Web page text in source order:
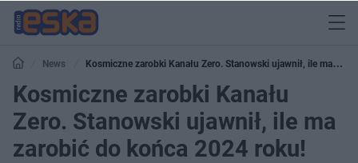
News
Kosmiczne zarobki Kanału Zero. Stanowski ujawnił, ile ma
zarobić do końca 2024 roku!
Kosmiczne zarobki Kanału
Zero. Stanowski ujawnił, ile ma
zarobić do końca 2024 roku!